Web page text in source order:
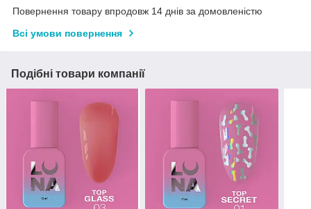
Повернення товару впродовж 14 днів за домовленістю
Всі умови повернення
Подібні товари компанії